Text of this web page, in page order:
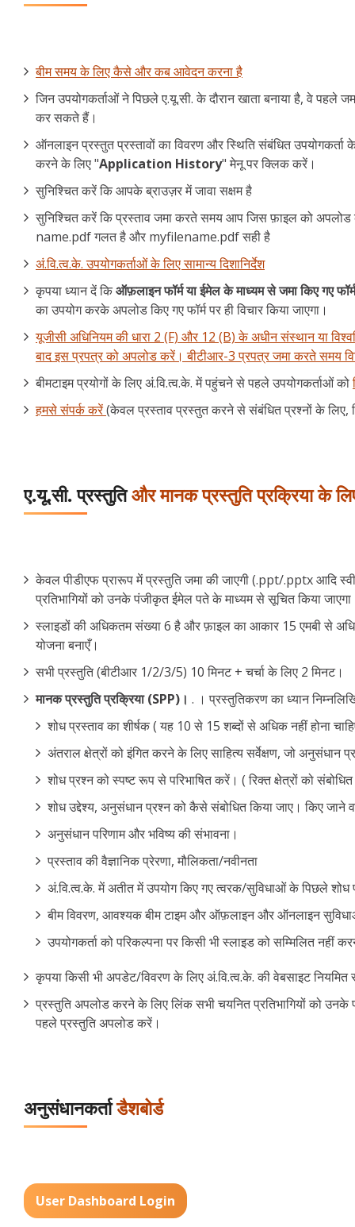
बीम समय के लिए कैसे और कब आवेदन करना है
जिन उपयोगकर्ताओं ने पिछले ए.यू.सी. के दौरान खाता बनाया है, वे पहले
कर सकते हैं।
ऑनलाइन प्रस्तुत प्रस्तावों का विवरण और स्थिति संबंधित
करने के लिए "Application History" मेनू पर क्लिक करें।
सुनिश्चित करें कि आपके ब्राउज़र में जावा सक्षम है
सुनिश्चित करें कि प्रस्ताव जमा करते समय आप जिस फ़ाइल को
name.pdf गलत है और myfilename.pdf सही है
अं.वि.त्व.के. उपयोगकर्ताओं के लिए सामान्य दिशानिर्देश
कृपया ध्यान दें किऑफ़लाइन फॉर्म या ईमेल के माध्यम से जमा किए गए
का उपयोग करके अपलोड किए गए फॉर्म पर ही विचार किया जाएगा।
यूजीसी अधिनियम की धारा 2 (F) और 12 (B) के अधीन संस्थान या
बाद इस प्रपत्र को अपलोड करें। बीटीआर-3 प्रपत्र जमा करते समय
बीमटाइम प्रयोगों के लिए अं.वि.त्व.के. में पहुंचने से पहले उपयोगकर्ताओं को
हमसे संपर्क करें(केवल प्रस्ताव प्रस्तुत करने से संबंधित प्रश्नों के लिए,
ए.यू.सी. प्रस्तुतिऔर मानक प्रस्तुति प्रक्रिया के
केवल पीडीएफ प्रारूप में प्रस्तुति जमा की जाएगी (.ppt/.pptx आदि
प्रतिभागियों को उनके पंजीकृत ईमेल पते के माध्यम से सूचित किया
स्लाइडों की अधिकतम संख्या 6 है और फ़ाइल का आकार 15 एमबी से
योजना बनाएँ।
सभी प्रस्तुति (बीटीआर 1/2/3/5) 10 मिनट + चर्चा के लिए 2 मिनट।
मानक प्रस्तुति प्रक्रिया (SPP)। . । प्रस्तुतिकरण का ध्यान
शोध प्रस्ताव का शीर्षक ( यह 10 से 15 शब्दों से अधिक नहीं होना
अंतराल क्षेत्रों को इंगित करने के लिए साहित्य सर्वेक्षण, जो अनुसंधान
शोध प्रश्न को स्पष्ट रूप से परिभाषित करें। ( रिक्त क्षेत्रों को
शोध उद्देश्य, अनुसंधान प्रश्न को कैसे संबोधित किया जाए। किए जाने
अनुसंधान परिणाम और भविष्य की संभावना।
प्रस्ताव की वैज्ञानिक प्रेरणा, मौलिकता/नवीनता
अं.वि.त्व.के. में अतीत में उपयोग किए गए त्वरक/सुविधाओं के पिछले शोध
बीम विवरण, आवश्यक बीम टाइम और ऑफ़लाइन और ऑनलाइन
उपयोगकर्ता को परिकल्पना पर किसी भी स्लाइड को सम्मिलित
कृपया किसी भी अपडेट/विवरण के लिए अं.वि.त्व.के. की वेबसाइट
प्रस्तुति अपलोड करने के लिए लिंक सभी चयनित प्रतिभागियों को
पहले प्रस्तुति अपलोड करें।
अनुसंधानकर्ताडैशबोर्ड
User Dashboard Login